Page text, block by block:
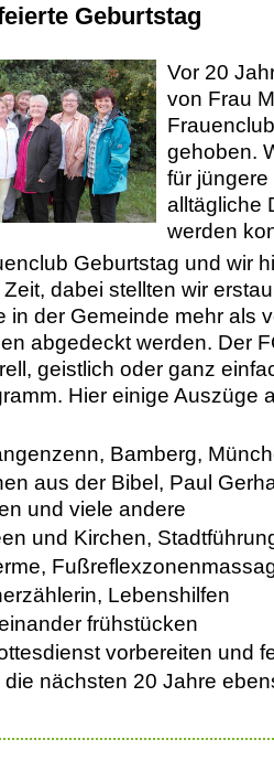
Geburtstag
Vor 20
von Frau
gehoben.
für
alltägliche
werden
Geburtstag und wir
dabei stellten wir
in der Gemeinde mehr als
abgedeckt werden. Der
geistlich oder ganz
Hier einige Auszüge
Bamberg,
aus der Bibel, Paul
und viele andere
und Kirchen,
Lebenshilfen
frühstücken
vorbereiten und
die nächsten 20 Jahre